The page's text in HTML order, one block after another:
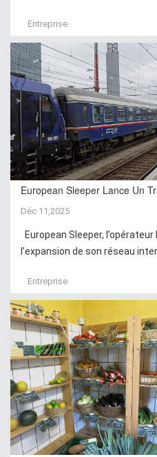
Entreprise
European Sleeper Lance Un
Déc 11,2025
European Sleeper,
l’expansion de son réseau
Entreprise